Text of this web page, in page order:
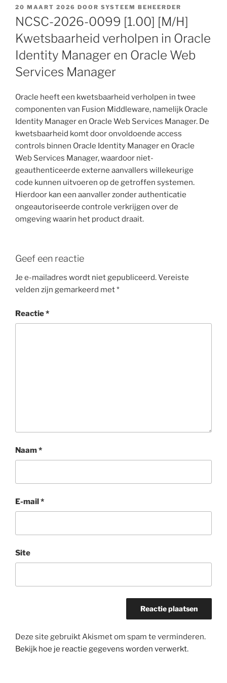
GEPLAATST
OP
20 MAART 2026 DOOR SYSTEEM BEHEERDER
NCSC-2026-0099 [1.00] [M/H]
Kwetsbaarheid verholpen in Oracle
Identity Manager en Oracle Web
Services Manager
Oracle heeft een kwetsbaarheid verholpen in twee
componenten van Fusion Middleware, namelijk Oracle
Identity Manager en Oracle Web Services Manager. De
kwetsbaarheid komt door onvoldoende access
controls binnen Oracle Identity Manager en Oracle
Web Services Manager, waardoor niet-
geauthenticeerde externe aanvallers willekeurige
code kunnen uitvoeren op de getroffen systemen.
Hierdoor kan een aanvaller zonder authenticatie
ongeautoriseerde controle verkrijgen over de
omgeving waarin het product draait.
Geef een reactie
Je e-mailadres wordt niet gepubliceerd.Vereiste
velden zijn gemarkeerd met*
Reactie*
Naam*
E-mail*
Site
Deze site gebruikt Akismet om spam te verminderen.
Bekijk hoe je reactie gegevens worden verwerkt.